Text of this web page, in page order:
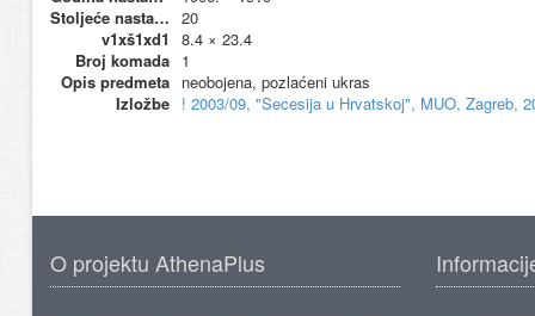
Stoljeće nastanka 20
v1xš1xd1
8.4 × 23.4
Broj komada 1
Opis predmeta neobojena, pozlaćeni ukras
Izložbe ! 2003/09, "Secesija u Hrvatskoj", MUO, Zagreb,
O projektu AthenaPlus